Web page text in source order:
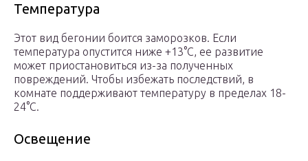
Температура
Этот вид бегонии боится заморозков. Если
температура опустится ниже +13°C, ее развитие
может приостановиться из-за полученных
повреждений. Чтобы избежать последствий, в
комнате поддерживают температуру в пределах 18-
24°C.
Освещение